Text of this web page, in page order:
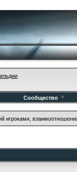
Сообщество
игроками,